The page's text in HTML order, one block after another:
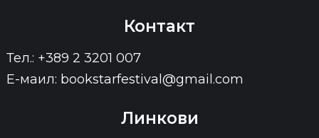
Контакт
Тел.: +389 2 3201 007
Е-маил: bookstarfestival@gmail.com
Линкови